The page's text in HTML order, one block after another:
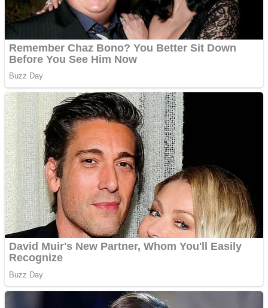
Apartamente 2 camere
Aplică acum pentru toate
tipurile de împrumuturi
și obține bani urgent!
Curatare canapele
Bucuresti. Curatare
profesionala